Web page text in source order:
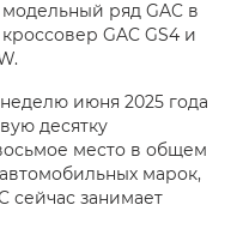
ряд GAC в
GAC GS4 и
июня 2025 года
десятку
место в общем
марок,
сейчас занимает